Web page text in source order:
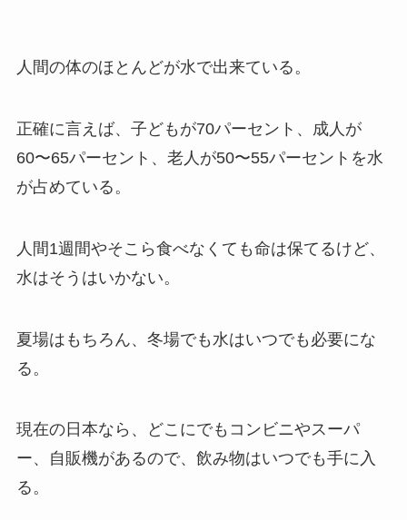
人間の体のほとんどが水で出来ている。
正確に言えば、子どもが70パーセント、成人が
60〜65パーセント、老人が50〜55パーセントを水
が占めている。
人間1週間やそこら食べなくても命は保てるけど、
水はそうはいかない。
夏場はもちろん、冬場でも水はいつでも必要にな
る。
現在の日本なら、どこにでもコンビニやスーパ
ー、自販機があるので、飲み物はいつでも手に入
る。